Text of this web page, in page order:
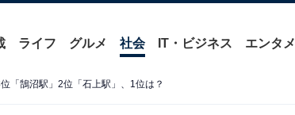
ライフ グルメ 社会 IT・ビジネス エンタメ
「鵠沼駅」2位「石上駅」、1位は？